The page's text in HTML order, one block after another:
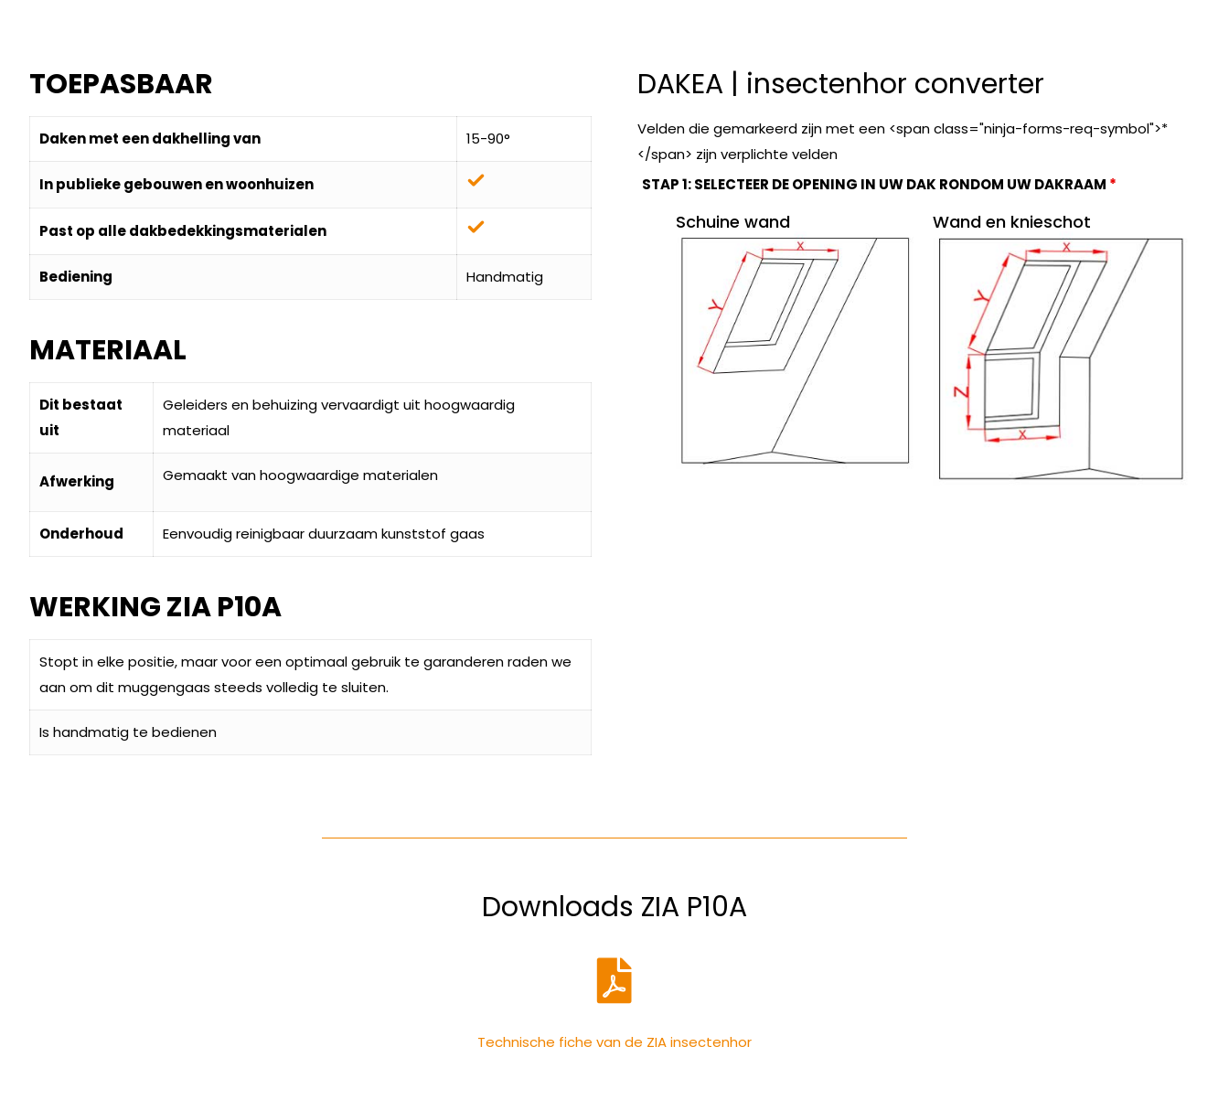
TOEPASBAAR
Daken met een dakhelling van 15-90°
In publieke gebouwen en woonhuizen
Past op alledakbedekkingsmaterialen
Bediening Handmatig
MATERIAAL
Dit bestaat
uit
Geleiders en behuizing vervaardigt uit hoogwaardig
materiaal
Afwerking Gemaakt van hoogwaardige materialen
Onderhoud Eenvoudig reinigbaar duurzaam kunststof gaas
WERKING ZIA P10A
Stopt in elke positie, maar voor een optimaal gebruik te garanderen raden we
aan om dit muggengaas steeds volledig te sluiten.
Is handmatig te bedienen
DAKEA | insectenhor converter
Velden die gemarkeerd zijn met een <span class="ninja-forms-req-symbol">*
</span> zijn verplichte velden
STAP 1: SELECTEER DE OPENING IN UW DAK RONDOM UW DAKRAAM *
Schuine wand Wand en knieschot
Downloads ZIA P10A
Technische fiche van de ZIA insectenhor